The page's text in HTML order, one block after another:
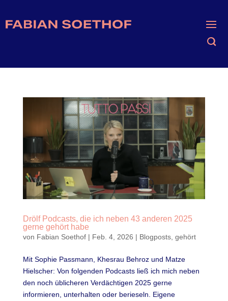
Drölf Podcasts, die ich neben 43 anderen 2025
gerne gehört habe
von Fabian Soethof| Feb. 4, 2026 | Blogposts, gehört
Mit Sophie Passmann, Khesrau Behroz und Matze
Hielscher: Von folgenden Podcasts ließ ich mich neben
den noch üblicheren Verdächtigen 2025 gerne
informieren, unterhalten oder berieseln. Eigene